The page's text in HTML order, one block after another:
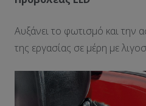
Αυξάνει το φωτισμό και την
της εργασίας σε μέρη με